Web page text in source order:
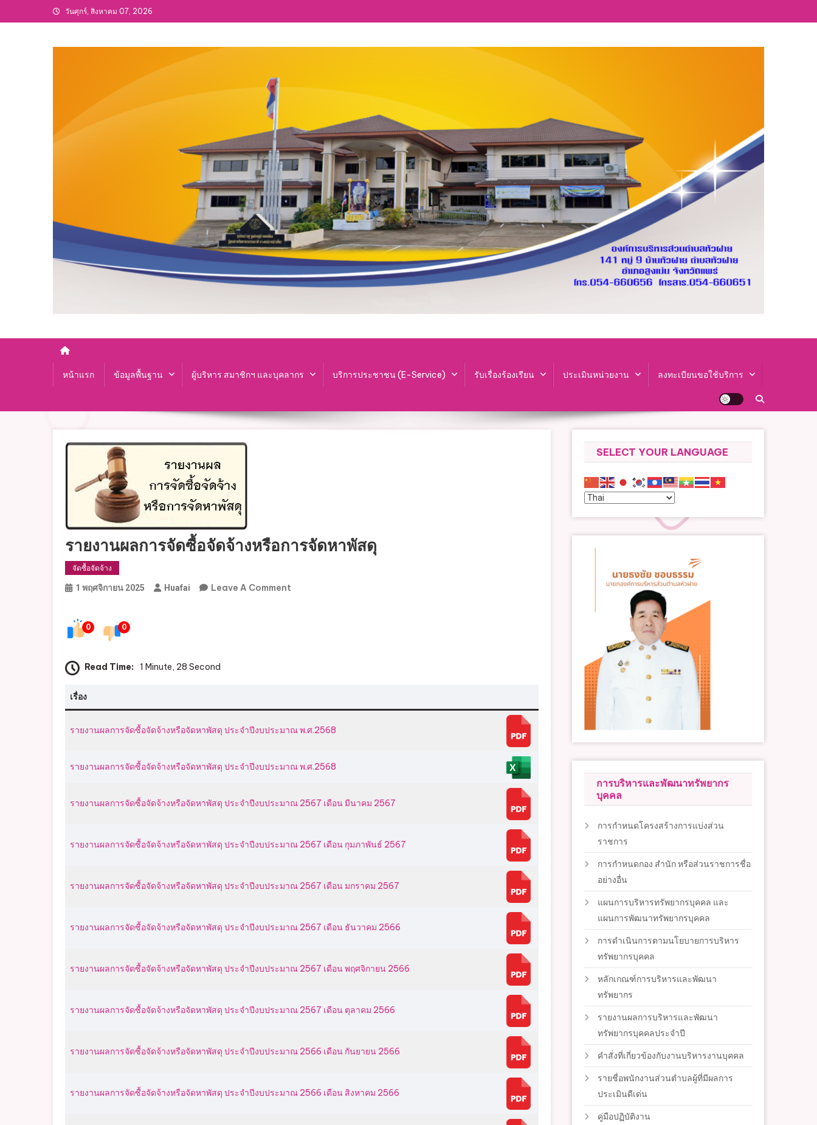
to
วันศุกร์, สิงหาคม 07, 2026
หน้าแรก ข้อมูลพื้นฐาน ผู้บริหาร สมาชิกฯ และบุคลากร บริการประชาชน (E-Service) รับเรื่องร้องเรียน ประเมินหน่วยงาน ลงทะเบียนขอใช้บริการ
รายงานผลการจัดซื้อจัดจ้างหรือการจัดหาพัสดุ
จัดซื้อจัดจ้าง
1 พฤศจิกายน 2025 Huafai Leave A Comment
หรือ
0 0
Read Time: 1 Minute, 28 Second
เรื่อง
รายงานผลการจัดซื้อจัดจ้างหรือจัดหาพัสดุ ประจำปีงบประมาณ พ.ศ.2568
รายงานผลการจัดซื้อจัดจ้างหรือจัดหาพัสดุ ประจำปีงบประมาณ พ.ศ.2568
รายงานผลการจัดซื้อจัดจ้างหรือจัดหาพัสดุ ประจำปีงบประมาณ 2567 เดือน มีนาคม 2567
รายงานผลการจัดซื้อจัดจ้างหรือจัดหาพัสดุ ประจำปีงบประมาณ 2567 เดือน กุมภาพันธ์ 2567
รายงานผลการจัดซื้อจัดจ้างหรือจัดหาพัสดุ ประจำปีงบประมาณ 2567 เดือน มกราคม 2567
รายงานผลการจัดซื้อจัดจ้างหรือจัดหาพัสดุ ประจำปีงบประมาณ 2567 เดือน ธันวาคม 2566
รายงานผลการจัดซื้อจัดจ้างหรือจัดหาพัสดุ ประจำปีงบประมาณ 2567 เดือน พฤศจิกายน 2566
รายงานผลการจัดซื้อจัดจ้างหรือจัดหาพัสดุ ประจำปีงบประมาณ 2567 เดือน ตุลาคม 2566
รายงานผลการจัดซื้อจัดจ้างหรือจัดหาพัสดุ ประจำปีงบประมาณ 2566 เดือน กันยายน 2566
รายงานผลการจัดซื้อจัดจ้างหรือจัดหาพัสดุ ประจำปีงบประมาณ 2566 เดือน สิงหาคม 2566
SELECT YOUR LANGUAGE
การบริหารและพัฒนาทรัพยากร
บุคคล
การกำหนดโครงสร้างการแบ่งส่วน
ราชการ
การกำหนดกอง สำนัก หรือส่วนราชการชื่อ
อย่างอื่น
แผนการบริหารทรัพยากรบุคคล และ
แผนการพัฒนาทรัพยากรบุคคล
การดำเนินการตามนโยบายการบริหาร
ทรัพยากรบุคคล
หลักเกณฑ์การบริหารและพัฒนา
ทรัพยากร
รายงานผลการบริหารและพัฒนา
ทรัพยากรบุคคลประจำปี
คำสั่งที่เกี่ยวข้องกับงานบริหารงานบุคคล
รายชื่อพนักงานส่วนตำบลผู้ที่มีผลการ
ประเมินดีเด่น
คู่มือปฏิบัติงาน